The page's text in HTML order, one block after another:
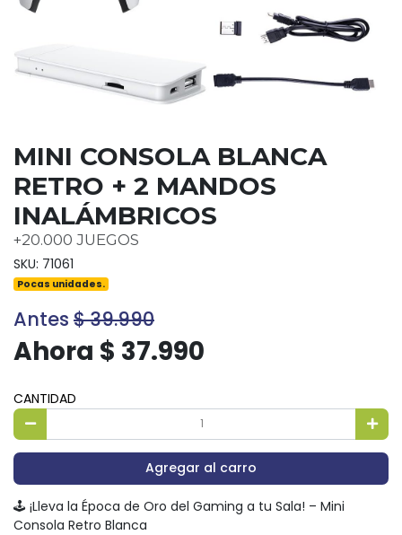
MINI CONSOLA BLANCA
RETRO + 2 MANDOS
INALÁMBRICOS
+20.000 JUEGOS
SKU: 71061
Pocas unidades.
Antes $ 39.990
Ahora $ 37.990
CANTIDAD
Agregar al carro
🕹️ ¡Lleva la Época de Oro del Gaming a tu Sala! – Mini
Consola Retro Blanca